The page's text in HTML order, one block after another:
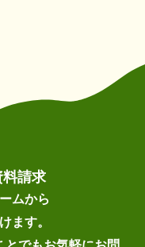
請求
ムから
ます。